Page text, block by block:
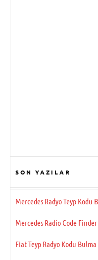
SON YAZILAR
Mercedes Radyo Teyp Kodu
Mercedes Radio Code
Fiat Teyp Radyo Kodu